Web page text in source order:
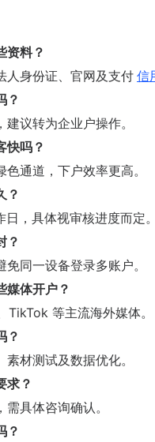
资料？
人身份证、官网及支付 信
？
议转为企业户操作。
快吗？
通道，下户效率更高。
？
，具体视审核进度而定。
？
同一设备登录多账户。
媒体开户？
等主流海外媒体。
？
材测试及数据优化。
求？
具体咨询确认。
？